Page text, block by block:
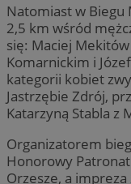
Natomiast w Biegu
2,5 km wśród
się: Maciej
Komarnickim i
kategorii kobiet
Jastrzębie Zdrój,
Katarzyną Stabla z
Organizatorem
Honorowy
Orzesze, a